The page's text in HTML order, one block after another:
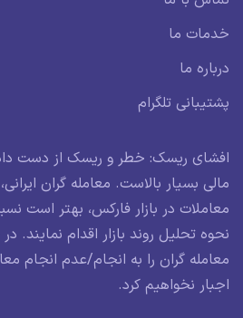
ما
ما
تلگرام
ریسک: خطر و ریسک از دست دادن
بسیار بالاست. معامله گران
در بازار فارکس، بهتر است نسبت
تحلیل روند بازار اقدام نمایند. در
گران را به انجام/عدم انجام معاملات
نخواهیم کرد.